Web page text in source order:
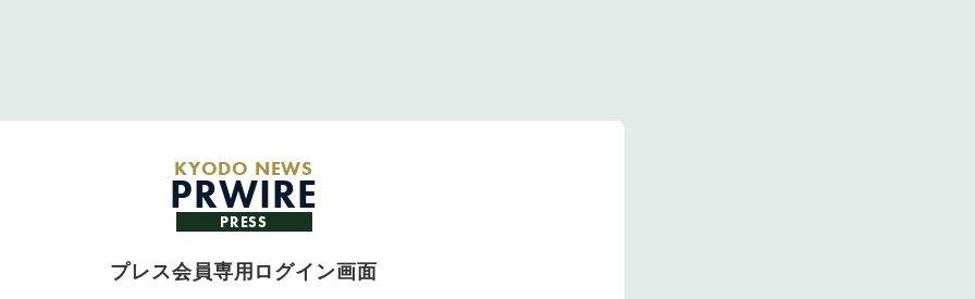
KYODO NEWS
PRWIRE
PRESS
プレス会員専用ログイン画面